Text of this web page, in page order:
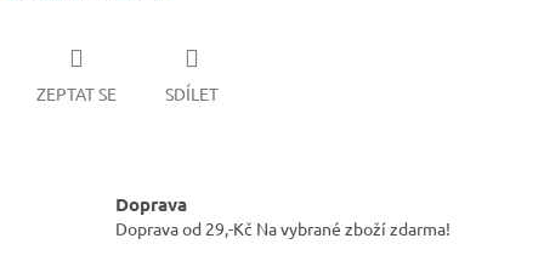
ZEPTAT SE SDÍLET
Doprava
Doprava od 29,-Kč Na vybrané zboží zdarma!